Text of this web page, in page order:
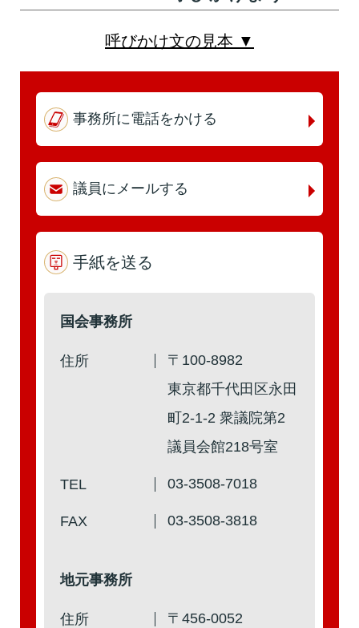
代理出席（秘書）
第4回 詳細はこちら
本人出席 代理出席（秘書）
第3回 詳細はこちら
本人出席 代理出席（秘書）
代理出席（秘書）
本人出席 代理出席（秘書）
呼びかけ文の見本 ▼
事務所に電話をかける
議員にメールする
手紙を送る
国会事務所
住所
〒100-8982
東京都千代田区永田
町2-1-2 衆議院第2
議員会館218号室
TEL 03-3508-7018
FAX 03-3508-3818
地元事務所
住所
〒456-0052